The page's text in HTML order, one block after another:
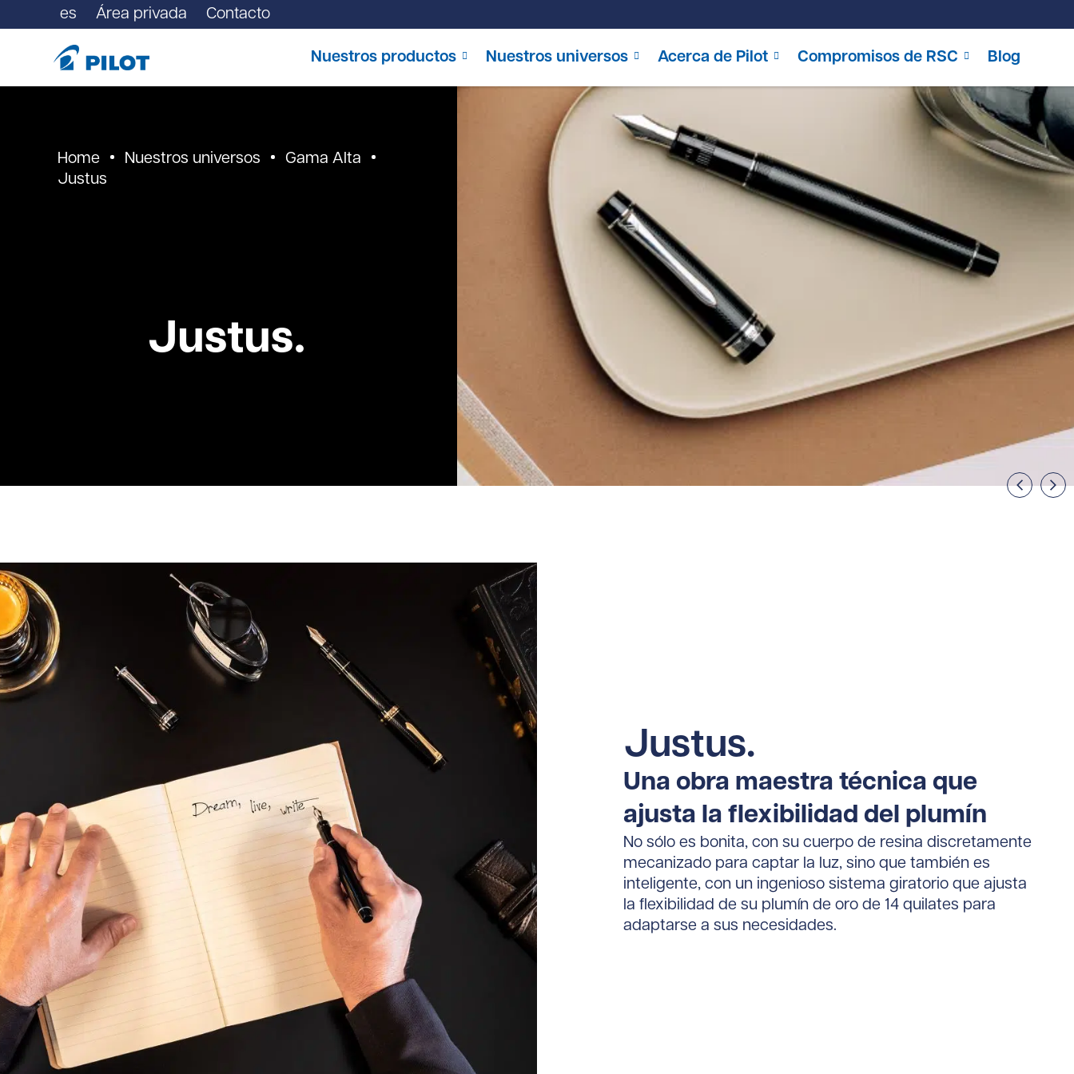
es Área privada Contacto
Nuestros productos Nuestros universos Acerca de Pilot Compromisos de RSC Blog
Home Nuestros universos
Gama Alta
Justus
Justus.
Justus.
Una obra maestra técnica que
ajusta la flexibilidad del plumín
No sólo es bonita, con su cuerpo de resina discretamente
mecanizado para captar la luz, sino que también es
inteligente, con un ingenioso sistema giratorio que ajusta
la flexibilidad de su plumín de oro de 14 quilates para
adaptarse a sus necesidades.